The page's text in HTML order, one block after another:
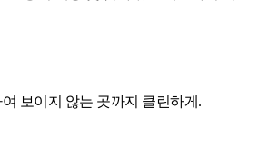
보이지 않는 곳까지 클린하게.